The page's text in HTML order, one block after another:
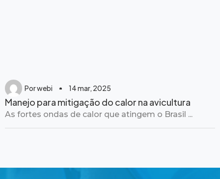
Porwebi 14 mar, 2025
Manejo para mitigação do calor na avicultura
As fortes ondas de calor que atingem o Brasil ...